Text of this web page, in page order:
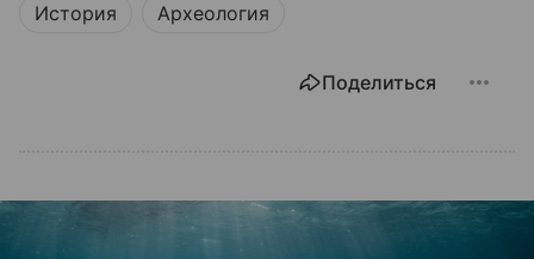
История Археология
Поделиться